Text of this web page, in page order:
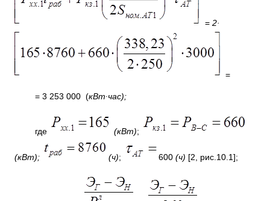
= 2·
=
= 3 253 000 (кВт∙час);
где (кВт);
(кВт); (ч); 600 (ч) [2, рис.10.1];